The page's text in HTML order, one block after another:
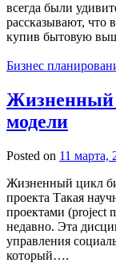
всегда были
рассказывают, что
купив бытовую
Бизнес
Жизненный
модели
Posted on 11 марта,
Жизненный цикл
проекта Такая
проектами (project
недавно. Эта
управления
который….